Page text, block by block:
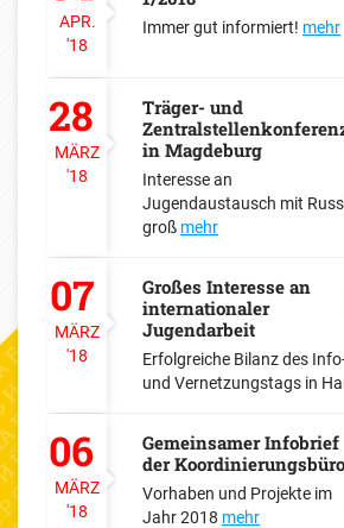
APR.
'18
Immer gut informiert! mehr
28
MÄRZ
'18
Träger- und
in Magdeburg
Interesse an
Jugendaustausch mit
groß mehr
07
MÄRZ
'18
Großes Interesse an
internationaler
Jugendarbeit
Erfolgreiche Bilanz des
und Vernetzungstags in
06
MÄRZ
'18
Gemeinsamer Infobrief
der
Vorhaben und Projekte im
Jahr 2018 mehr